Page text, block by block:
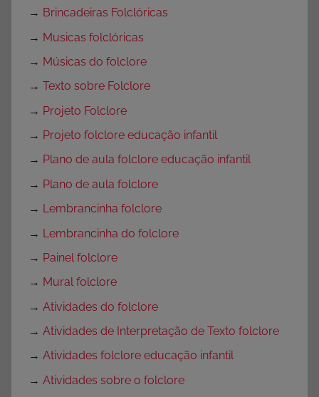
→ Brincadeiras Folclóricas
→ Musicas folclóricas
→ Músicas do folclore
→ Texto sobre Folclore
→ Projeto Folclore
→ Projeto folclore educação infantil
→ Plano de aula folclore educação infantil
→ Plano de aula folclore
→ Lembrancinha folclore
→ Lembrancinha do folclore
→ Painel folclore
→ Mural folclore
→ Atividades do folclore
→ Atividades de Interpretação de Texto folclore
→ Atividades folclore educação infantil
→ Atividades sobre o folclore